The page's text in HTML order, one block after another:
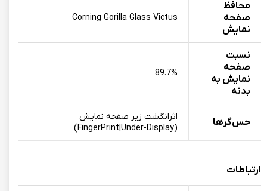
محافظ
صفحه
نمایش
Corning Gorilla Glass Victus
نسبت
صفحه
نمایش به
بدنه
89.7%
حس‌گرها
اثرانگشت زیر صفحه نمایش
(FingerPrint|Under-Display)
ارتباطات